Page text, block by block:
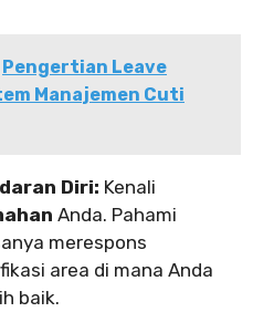
Pengertian Leave
Manajemen Cuti
Diri: Kenali
Anda. Pahami
merespons
area di mana Anda
baik.